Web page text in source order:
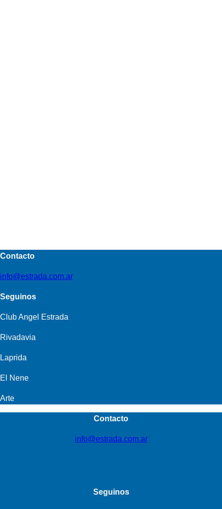
Contacto
info@estrada.com.ar
Seguinos
Club Angel Estrada
Rivadavia
Laprida
El Nene
Arte
Contacto
info@estrada.com.ar
Seguinos